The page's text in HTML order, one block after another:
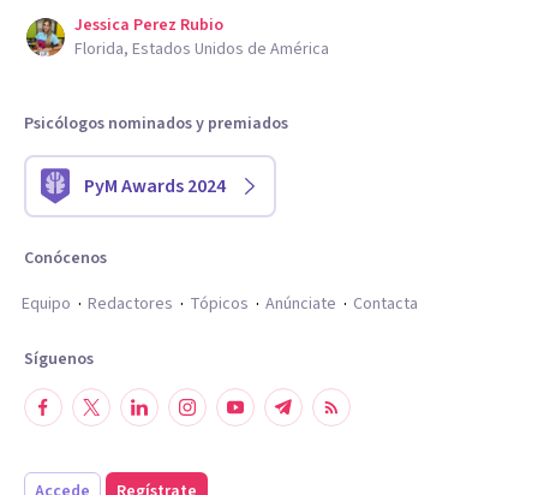
Jessica Perez Rubio
Florida, Estados Unidos de América
Psicólogos nominados y premiados
PyM Awards 2024
Conócenos
Equipo
Redactores Tópicos Anúnciate Contacta
Síguenos